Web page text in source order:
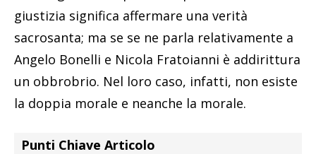
giustizia significa affermare una verità
sacrosanta; ma se se ne parla relativamente a
Angelo Bonelli e Nicola Fratoianni è addirittura
un obbrobrio. Nel loro caso, infatti, non esiste
la doppia morale e neanche la morale.
Punti Chiave Articolo